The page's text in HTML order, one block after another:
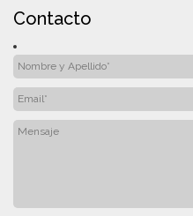
Contacto